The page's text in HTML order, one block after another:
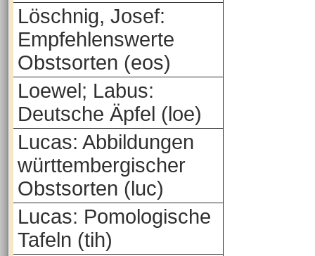
Löschnig, Josef:
Empfehlenswerte
Obstsorten (eos)
Loewel; Labus:
Deutsche Äpfel (loe)
Lucas: Abbildungen
württembergischer
Obstsorten (luc)
Lucas: Pomologische
Tafeln (tih)